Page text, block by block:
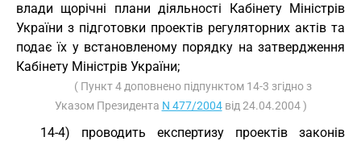
влади щорічні плани діяльності Кабінету Міністрів
України з підготовки проектів регуляторних актів та
подає їх у встановленому порядку на затвердження
Кабінету Міністрів України;
( Пункт 4 доповнено підпунктом 14-3 згідно з
Указом Президента N 477/2004від 24.04.2004 )
14-4) проводить експертизу проектів законів